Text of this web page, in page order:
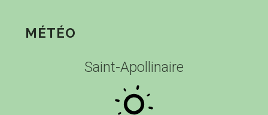
MÉTÉO
Saint-Apollinaire